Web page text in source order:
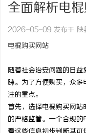
全面解析电
2026-05-09 发布于 陕
电棍购买网站
随着社会治安问题的日
睐。为了方便购买，众
注的重点。
首先，选择电棍购买网
的严格监管。一个合规